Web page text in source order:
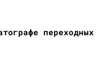
переходных